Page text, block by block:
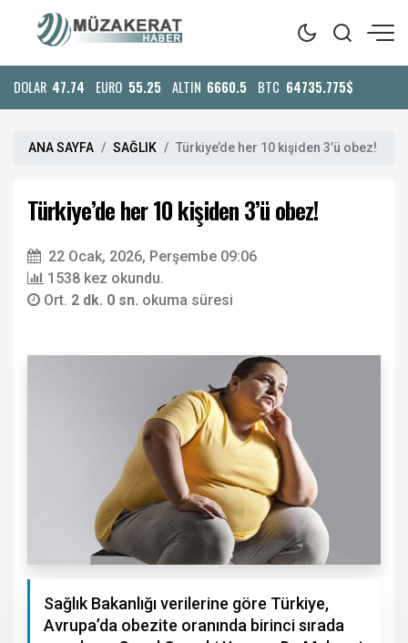
DOLAR 47.74 EURO 55.25 ALTIN 6660.5 BTC 64735.775$
ANA SAYFA SAĞLIK Türkiye’de her 10 kişiden 3’ü obez!
Türkiye’de her 10 kişiden 3’ü obez!
22 Ocak, 2026, Perşembe 09:06
1538 kez okundu.
Ort. 2 dk. 0 sn. okuma süresi
Sağlık Bakanlığı verilerine göre Türkiye,
Avrupa’da obezite oranında birinci sırada